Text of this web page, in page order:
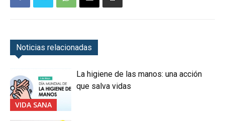
Noticias relacionadas
VIDA SANA
La higiene de las manos: una acción
que salva vidas